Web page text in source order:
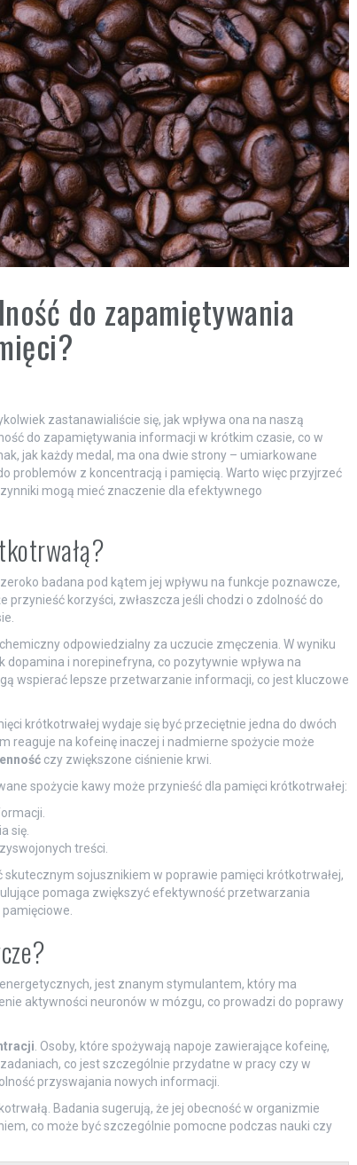
do zapamiętywania
zastanawialiście się, jak wpływa ona na naszą
do zapamiętywania informacji w krótkim czasie, co w
jak każdy medal, ma ona dwie strony – umiarkowane
problemów z koncentracją i pamięcią. Warto więc przyjrzeć
mogą mieć znaczenie dla efektywnego
badana pod kątem jej wpływu na funkcje poznawcze,
korzyści, zwłaszcza jeśli chodzi o zdolność do
odpowiedzialny za uczucie zmęczenia. W wyniku
i norepinefryna, co pozytywnie wpływa na
wspierać lepsze przetwarzanie informacji, co jest kluczowe
krótkotrwałej wydaje się być przeciętnie jedna do dwóch
reaguje na kofeinę inaczej i nadmierne spożycie może
czy zwiększone ciśnienie krwi.
spożycie kawy może przynieść dla pamięci krótkotrwałej:
się.
treści.
sojusznikiem w poprawie pamięci krótkotrwałej,
pomaga zwiększyć efektywność przetwarzania
jest znanym stymulantem, który ma
aktywności neuronów w mózgu, co prowadzi do poprawy
. Osoby, które spożywają napoje zawierające kofeinę,
co jest szczególnie przydatne w pracy czy w
przyswajania nowych informacji.
Badania sugerują, że jej obecność w organizmie
co może być szczególnie pomocne podczas nauki czy